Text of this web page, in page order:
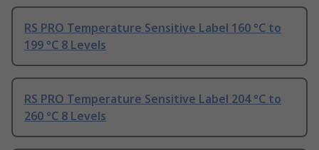
RS PRO Temperature Sensitive Label 160 °C to
199 °C 8 Levels
RS PRO Temperature Sensitive Label 204 °C to
260 °C 8 Levels